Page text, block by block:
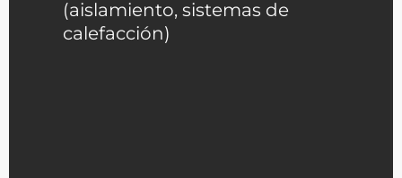
(aislamiento, sistemas de
calefacción)